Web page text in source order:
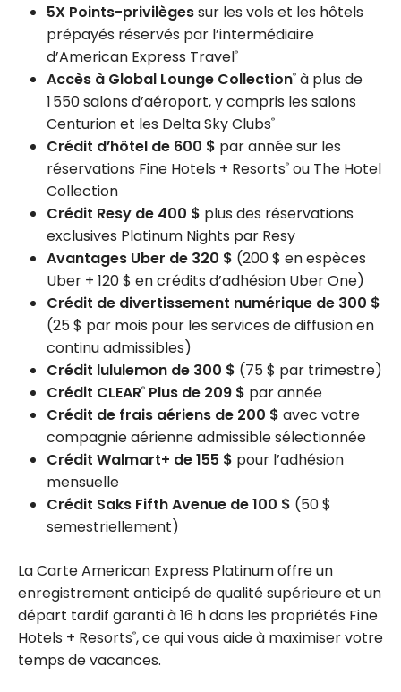
5X Points-privilègessur les vols et les hôtels
prépayés réservés par l’intermédiaire
d’American Express Travel®
Accès à Global Lounge Collection® à plus de
1 550 salons d’aéroport, y compris les salons
Centurion et les Delta Sky Clubs®
Crédit d’hôtel de 600 $ par année sur les
réservations Fine Hotels + Resorts® ou The Hotel
Collection
Crédit Resy de 400 $ plus des réservations
exclusives Platinum Nights par Resy
Avantages Uber de 320 $ (200 $ en espèces
Uber + 120 $ en crédits d’adhésion Uber One)
Crédit de divertissement numérique de 300 $
(25 $ par mois pour les services de diffusion en
continu admissibles)
Crédit lululemon de 300 $ (75 $ par trimestre)
Crédit CLEAR® Plus de 209 $ par année
Crédit de frais aériens de 200 $ avec votre
compagnie aérienne admissible sélectionnée
Crédit Walmart+ de 155 $ pour l’adhésion
mensuelle
Crédit Saks Fifth Avenue de 100 $ (50 $
semestriellement)
La Carte American Express Platinum offre un
enregistrement anticipé de qualité supérieure et un
départ tardif garanti à 16 h dans les propriétés Fine
Hotels + Resorts®, ce qui vous aide à maximiser votre
temps de vacances.